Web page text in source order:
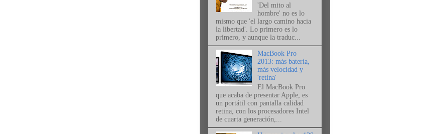
'Del mito al
hombre' no es lo
mismo que 'el largo camino hacia
la libertad'. Lo primero es lo
primero, y aunque la traduc...
MacBook Pro
2013: más batería,
más velocidad y
'retina'
El MacBook Pro
que acaba de presentar Apple, es
un portátil con pantalla calidad
retina, con los procesadores Intel
de cuarta generación,...